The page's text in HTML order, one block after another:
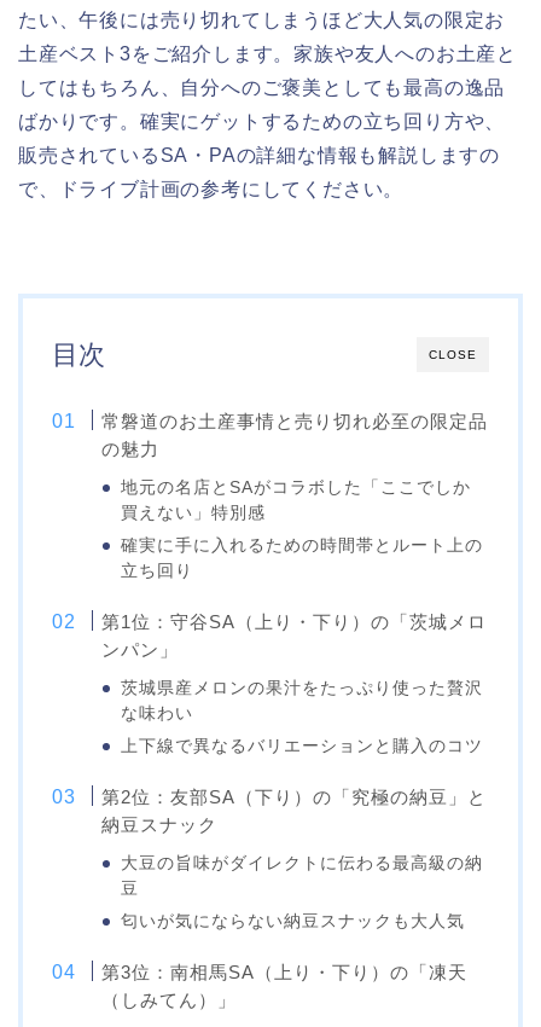
たい、午後には売り切れてしまうほど大人気の限定お
土産ベスト3をご紹介します。家族や友人へのお土産と
してはもちろん、自分へのご褒美としても最高の逸品
ばかりです。確実にゲットするための立ち回り方や、
販売されているSA・PAの詳細な情報も解説しますの
で、ドライブ計画の参考にしてください。
CLOSE
目次
常磐道のお土産事情と売り切れ必至の限定品
の魅力
地元の名店とSAがコラボした「ここでしか
買えない」特別感
確実に手に入れるための時間帯とルート上の
立ち回り
第1位：守谷SA（上り・下り）の「茨城メロ
ンパン」
茨城県産メロンの果汁をたっぷり使った贅沢
な味わい
上下線で異なるバリエーションと購入のコツ
第2位：友部SA（下り）の「究極の納豆」と
納豆スナック
大豆の旨味がダイレクトに伝わる最高級の納
豆
匂いが気にならない納豆スナックも大人気
第3位：南相馬SA（上り・下り）の「凍天
（しみてん）」